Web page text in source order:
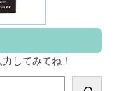
してみてね！